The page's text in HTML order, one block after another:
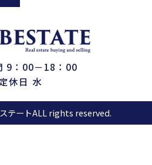
9：00－18：00
定休日 水
テートALL rights reserved.